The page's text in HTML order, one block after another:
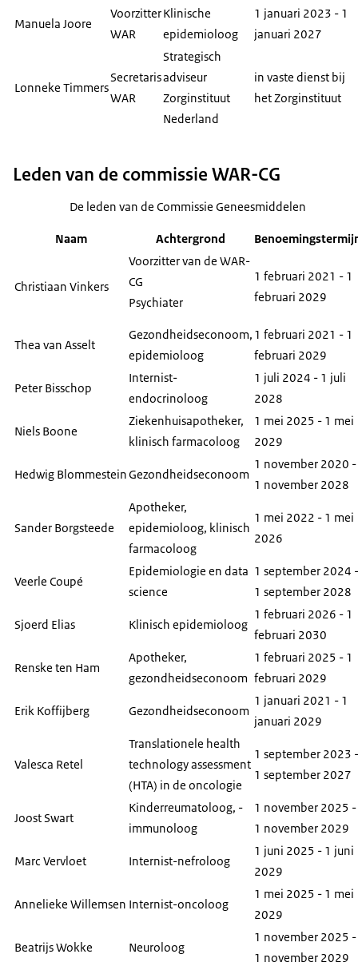
Manuela Joore
Voorzitter
WAR
Klinische
epidemioloog
1 januari 2023 - 1
januari 2027
Lonneke Timmers
Secretaris
WAR
Strategisch
adviseur
Zorginstituut
Nederland
in vaste dienst bij
het Zorginstituut
Leden van de commissie WAR-CG
De leden van de Commissie Geneesmiddelen
Naam Achtergrond
Christiaan Vinkers
Voorzitter van de WAR-
CG
Psychiater
1 februari 2021 - 1
februari 2029
Thea van Asselt
Gezondheidseconoom,
epidemioloog
1 februari 2021 - 1
februari 2029
Peter Bisschop
Internist-
endocrinoloog
1 juli 2024 - 1 juli
2028
Niels Boone
Ziekenhuisapotheker,
klinisch farmacoloog
1 mei 2025 - 1 mei
2029
Hedwig BlommesteinGezondheidseconoom
1 november 2020 -
1 november 2028
Sander Borgsteede
Apotheker,
epidemioloog, klinisch
farmacoloog
1 mei 2022 - 1 mei
2026
Veerle Coupé
Epidemiologie en data
science
1 september 2024 -
1 september 2028
Sjoerd Elias Klinisch epidemioloog
1 februari 2026 - 1
februari 2030
Renske ten Ham
Apotheker,
gezondheidseconoom
1 februari 2025 - 1
februari 2029
Erik Koffijberg Gezondheidseconoom
1 januari 2021 - 1
januari 2029
Valesca Retel
Translationele health
technology assessment
(HTA) in de oncologie
1 september 2023 -
1 september 2027
Joost Swart
Kinderreumatoloog, -
immunoloog
1 november 2025 -
1 november 2029
Marc Vervloet Internist-nefroloog
1 juni 2025 - 1 juni
2029
Annelieke Willemsen Internist-oncoloog
1 mei 2025 - 1 mei
2029
Beatrijs Wokke Neuroloog
1 november 2025 -
1 november 2029